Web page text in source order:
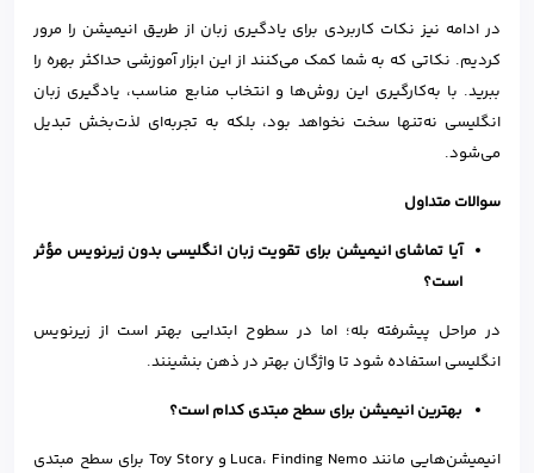
در ادامه نیز نکات کاربردی برای یادگیری زبان از طریق انیمیشن را مرور
کردیم. نکاتی که به شما کمک می‌کنند از این ابزار آموزشی حداکثر بهره را
ببرید. با به‌کارگیری این روش‌ها و انتخاب منابع مناسب، یادگیری زبان
انگلیسی نه‌تنها سخت نخواهد بود، بلکه به تجربه‌ای لذت‌بخش تبدیل
می‌شود.
سوالات متداول
آیا تماشای انیمیشن برای تقویت زبان انگلیسی بدون زیرنویس مؤثر
است؟
در مراحل پیشرفته بله؛ اما در سطوح ابتدایی بهتر است از زیرنویس
انگلیسی استفاده شود تا واژگان بهتر در ذهن بنشینند.
بهترین انیمیشن برای سطح مبتدی کدام است؟
انیمیشن‌هایی مانند Luca، Finding Nemo و Toy Story برای سطح مبتدی